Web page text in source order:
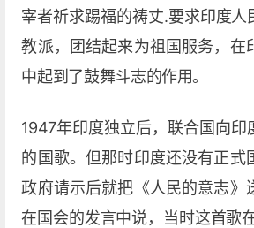
宰者祈求踢福的祷丈.要求印度人
教派，团结起来为祖国服务，在
中起到了鼓舞斗志的作用。
1947年印度独立后，联合国向印
的国歌。但那时印度还没有正式
政府请示后就把《人民的意志》
在国会的发言中说，当时这首歌